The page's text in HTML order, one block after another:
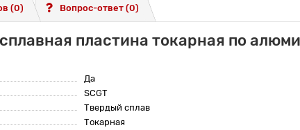
(0) Вопрос-ответ (0)
пластина токарная по
Да
SCGT
Твердый сплав
Токарная